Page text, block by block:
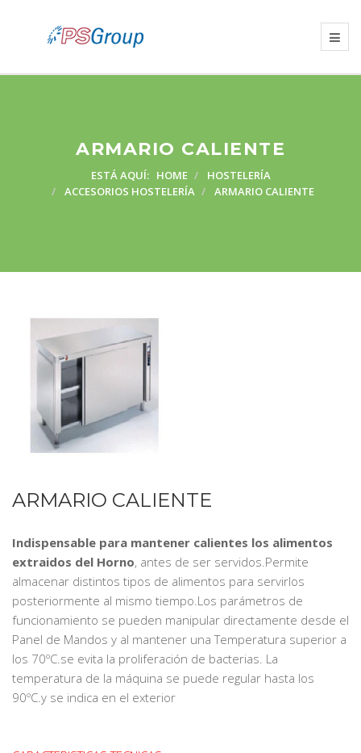
ARMARIO CALIENTE
ESTÁ AQUÍ: HOME
HOSTELERÍA
ACCESORIOS HOSTELERÍA
ARMARIO CALIENTE
ARMARIO CALIENTE
Indispensable para mantener calientes los alimentos
extraidos del Horno, antes de ser servidos.Permite
almacenar distintos tipos de alimentos para servirlos
posteriormente al mismo tiempo.Los parámetros de
funcionamiento se pueden manipular directamente desde el
Panel de Mandos y al mantener una Temperatura superior a
los 70ºC.se evita la proliferación de bacterias. La
temperatura de la máquina se puede regular hasta los
90ºC.y se indica en el exterior